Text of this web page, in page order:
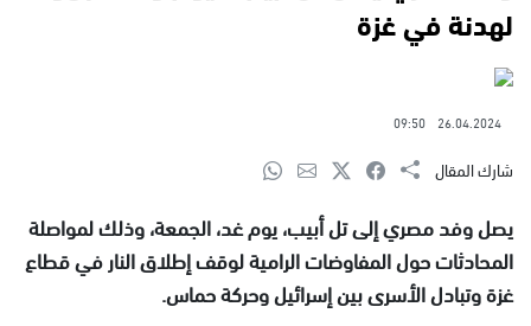
لهدنة في غزة
26.04.2024
09:50
شارك المقال
يصل وفد مصري إلى تل أبيب، يوم غد، الجمعة، وذلك لمواصلة
المحادثات حول المفاوضات الرامية لوقف إطلاق النار في قطاع
غزة وتبادل الأسرى بين إسرائيل وحركة حماس.